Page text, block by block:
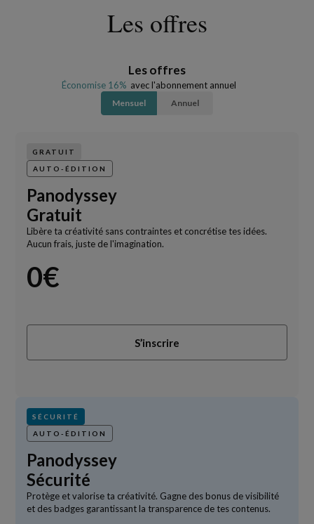
Les offres
Les offres
Économise 16% avec l'abonnement annuel
Mensuel Annuel
GRATUIT
AUTO-ÉDITION
Panodyssey
Gratuit
Libère ta créativité sans contraintes et concrétise tes idées.
Aucun frais, juste de l'imagination.
0€
S’inscrire
SÉCURITÉ
AUTO-ÉDITION
Panodyssey
Sécurité
Protège et valorise ta créativité. Gagne des bonus de visibilité
et des badges garantissant la transparence de tes contenus.